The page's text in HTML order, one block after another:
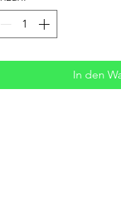
In den